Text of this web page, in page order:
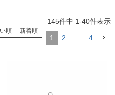
順 新着順
145件中 1-40件表示
1 2 4